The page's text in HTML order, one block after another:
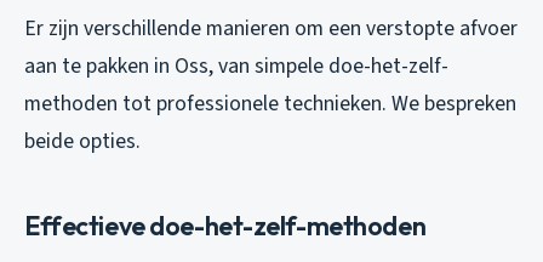
Er zijn verschillende manieren om een verstopte afvoer
aan te pakken in Oss, van simpele doe-het-zelf-
methoden tot professionele technieken. We bespreken
beide opties.
Effectieve doe-het-zelf-methoden